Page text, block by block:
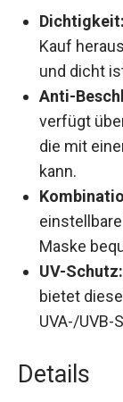
Das
Kauf
und dicht
Anti-
Beschlag-
speziellen
Maske
UV-Schutz:
schädlichen